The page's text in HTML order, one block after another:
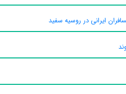
ایرانی در روسیه سفید